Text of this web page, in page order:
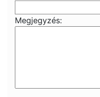
Megjegyzés: